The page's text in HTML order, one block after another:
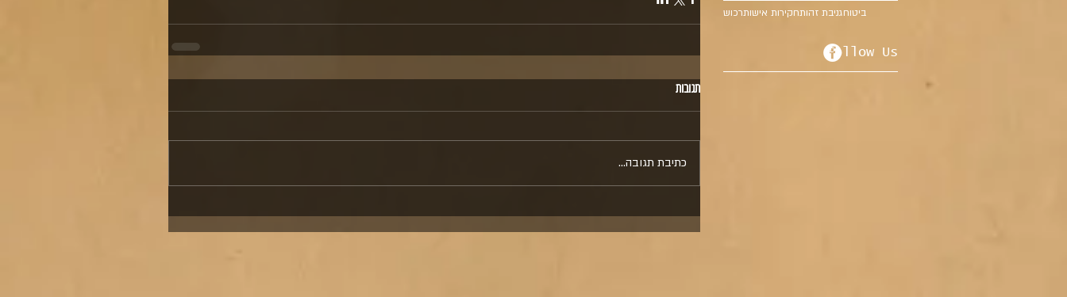
ביטוחגניבת זהותחקירות אישותרכוש
Follow Us
תגובות
כתיבת תגובה...